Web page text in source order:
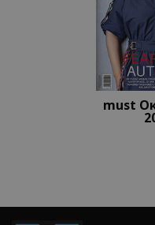
must